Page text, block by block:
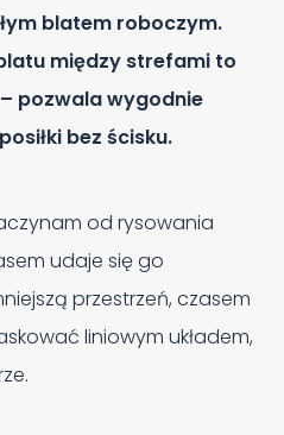
blatem roboczym.
między strefami to
pozwala wygodnie
bez ścisku.
od rysowania
udaje się go
przestrzeń, czasem
liniowym układem,